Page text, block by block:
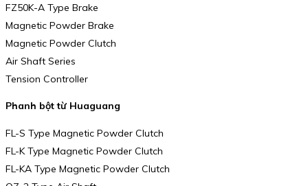
FZ50K-A Type Brake
Magnetic Powder Brake
Magnetic Powder Clutch
Air Shaft Series
Tension Controller
Phanh bột từ Huaguang
FL-S Type Magnetic Powder Clutch
FL-K Type Magnetic Powder Clutch
FL-KA Type Magnetic Powder Clutch